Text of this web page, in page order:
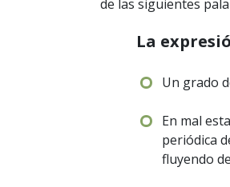
de las siguientes
La
Un grado
En mal
periódica
fluyendo